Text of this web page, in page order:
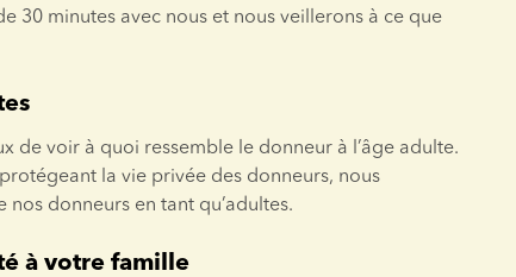
30 minutes avec nous et nous veillerons à ce que
de voir à quoi ressemble le donneur à l’âge adulte.
la vie privée des donneurs, nous
nos donneurs en tant qu’adultes.
à votre famille